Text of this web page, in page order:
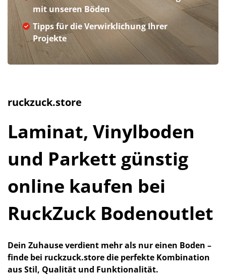
mit unseren Böden
Tipps für die Verwirklichung Ihrer
Projekte
ruckzuck.store
Laminat, Vinylboden
und Parkett günstig
online kaufen bei
RuckZuck Bodenoutlet
Dein Zuhauseverdient mehrals nureinen Boden –
finde bei ruckzuck.storedie perfekte Kombination
ausStil, Qualität und Funktionalität.